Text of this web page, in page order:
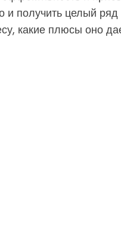
и получить целый
какие плюсы оно